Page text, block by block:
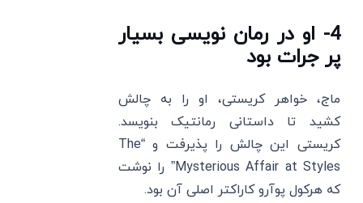
4- او در رمان‌ نویسی بسیار
پر جرات بود
ماج، خواهر کریستی، او را به چالش
کشید تا داستانی رمانتیک بنویسد.
کریستی این چالش را پذیرفت و “The
Mysterious Affair at Styles” را نوشت
که هرکول پوآرو کاراکتر اصلی آن بود.